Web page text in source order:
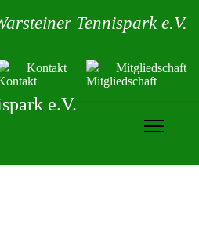
Tennispark e.V.
Kontakt Mitgliedschaft